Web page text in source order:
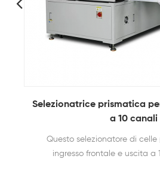
Selezionatrice prismatica
a 10 canali
Questo selezionatore di
ingresso frontale e uscita a